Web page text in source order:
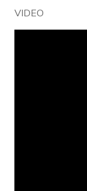
VIDEO